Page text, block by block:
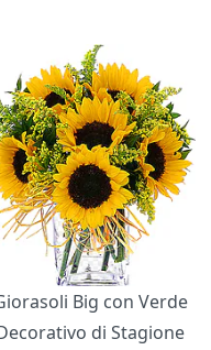
Big con Verde
di Stagione